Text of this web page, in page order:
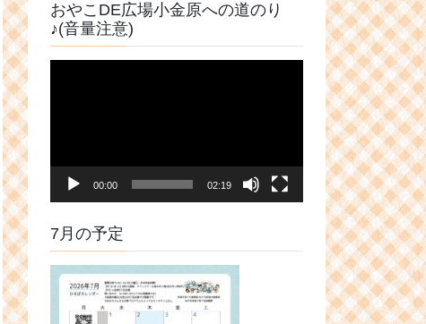
おやこDE広場小金原への道のり
♪(音量注意)
00:00 02:19
7月の予定